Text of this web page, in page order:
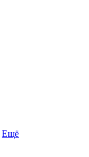
Ещё